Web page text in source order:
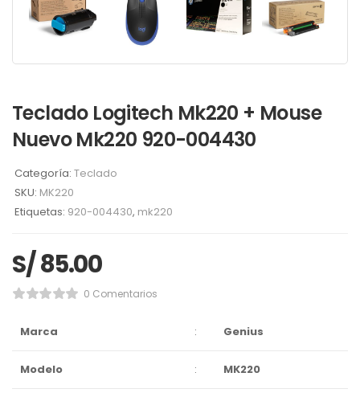
Teclado Logitech Mk220 + Mouse
Nuevo Mk220 920-004430
Categoría: Teclado
SKU: MK220
Etiquetas: 920-004430, mk220
S/85.00
0 Comentarios
Marca : Genius
Modelo : MK220